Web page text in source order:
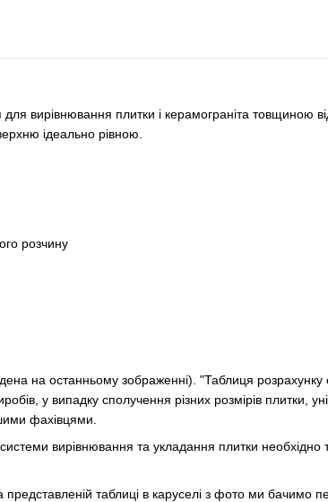
вирівнювання плитки і керамограніта товщиною
ідеально рівною.
розчину
на останньому зображенні). "Таблиця розрахунку
у випадку сполучення різних розмірів плитки,
фахівцями.
системи вирівнювання та укладання плитки необхідно
таблиці в каруселі з фото ми бачимо